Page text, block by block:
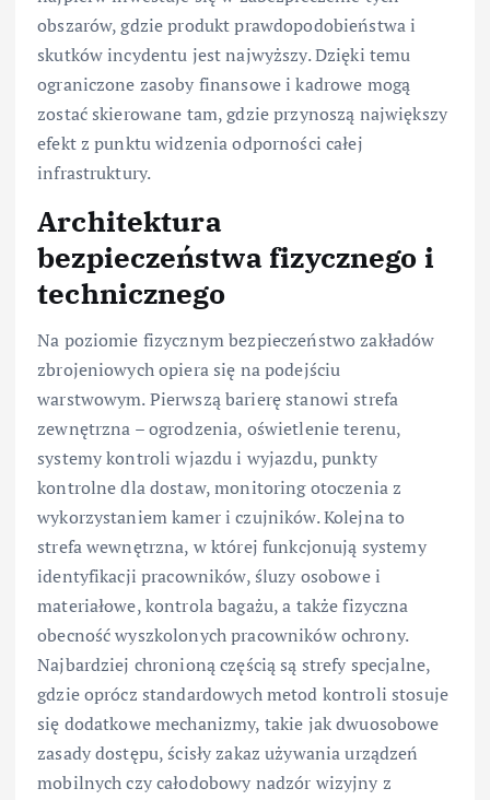
obszarów, gdzie produkt prawdopodobieństwa i
skutków incydentu jest najwyższy. Dzięki temu
ograniczone zasoby finansowe i kadrowe mogą
zostać skierowane tam, gdzie przynoszą największy
efekt z punktu widzenia odporności całej
infrastruktury.
Architektura
bezpieczeństwa fizycznego i
technicznego
Na poziomie fizycznym bezpieczeństwo zakładów
zbrojeniowych opiera się na podejściu
warstwowym. Pierwszą barierę stanowi strefa
zewnętrzna – ogrodzenia, oświetlenie terenu,
systemy kontroli wjazdu i wyjazdu, punkty
kontrolne dla dostaw, monitoring otoczenia z
wykorzystaniem kamer i czujników. Kolejna to
strefa wewnętrzna, w której funkcjonują systemy
identyfikacji pracowników, śluzy osobowe i
materiałowe, kontrola bagażu, a także fizyczna
obecność wyszkolonych pracowników ochrony.
Najbardziej chronioną częścią są strefy specjalne,
gdzie oprócz standardowych metod kontroli stosuje
się dodatkowe mechanizmy, takie jak dwuosobowe
zasady dostępu, ścisły zakaz używania urządzeń
mobilnych czy całodobowy nadzór wizyjny z